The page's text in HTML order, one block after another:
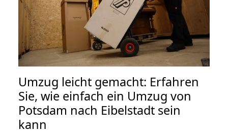
Umzug leicht gemacht: Erfahren
Sie, wie einfach ein Umzug von
Potsdam nach Eibelstadt sein
kann